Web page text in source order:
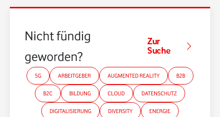
Nicht fündig
geworden?
Zur
Suche
5G ARBEITGEBER AUGMENTED REALITY B2B
B2C BILDUNG CLOUD DATENSCHUTZ
DIGITALISIERUNG DIVERSITY ENERGIE